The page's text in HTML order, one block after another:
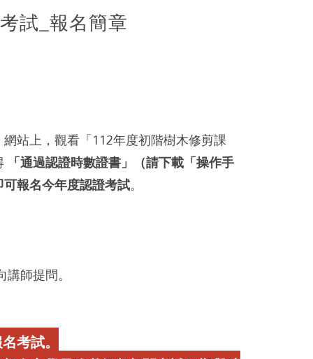
試_報名簡章
網站上，觀看「112年度初階樹木修剪課
「通過認證時數證書」（請下載「操作手
報名今年度認證考試。
師提問。
考試。